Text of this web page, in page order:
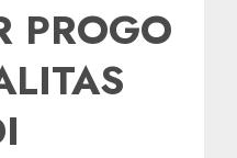
PROGO